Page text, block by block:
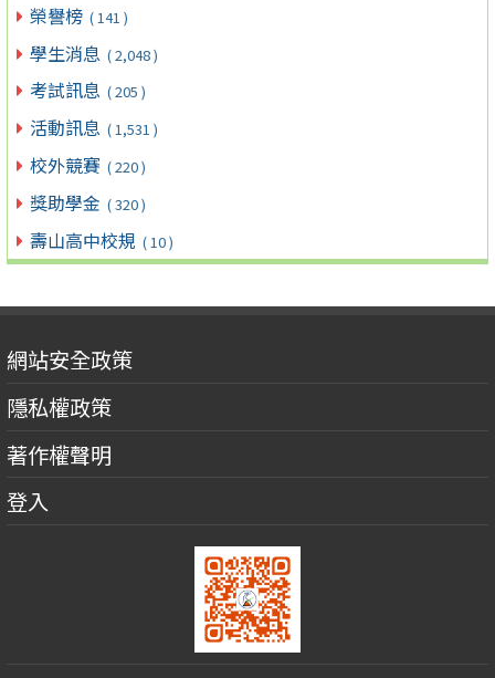
榮譽榜 ( 141 )
學生消息 ( 2,048 )
考試訊息 ( 205 )
活動訊息 ( 1,531 )
校外競賽 ( 220 )
獎助學金 ( 320 )
壽山高中校規 ( 10 )
網站安全政策
隱私權政策
著作權聲明
登入